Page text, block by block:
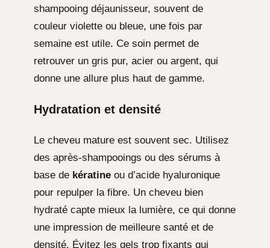
shampooing déjaunisseur, souvent de
couleur violette ou bleue, une fois par
semaine est utile. Ce soin permet de
retrouver un gris pur, acier ou argent, qui
donne une allure plus haut de gamme.
Hydratation et densité
Le cheveu mature est souvent sec. Utilisez
des après-shampooings ou des sérums à
base de kératine ou d’acide hyaluronique
pour repulper la fibre. Un cheveu bien
hydraté capte mieux la lumière, ce qui donne
une impression de meilleure santé et de
densité. Évitez les gels trop fixants qui